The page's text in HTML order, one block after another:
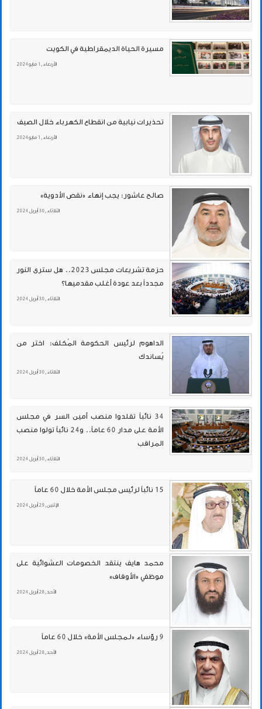
مسيرة الحياة الديمقراطية في الكويت
الأربعاء , 1 مايو 2024
تحذيرات نيابية من انقطاع الكهرباء خلال الصيف
الأربعاء , 1 مايو 2024
صالح عاشور: يجب إنهاء «نقص الأدوية»
الثلاثاء , 30 أبريل 2024
حزمة تشريعات مجلس 2023.. هل سترى النور
مجدداً بعد عودة أغلب مقدميها؟
الثلاثاء , 30 أبريل 2024
الداهوم لرئيس الحكومة المُكلف: اختر من
يُساندك
الثلاثاء , 30 أبريل 2024
34 نائباً تقلدوا منصب أمين السر في مجلس
الأمة على مدار 60 عاماً.. و24 نائباً تولوا منصب
المراقب
الثلاثاء , 30 أبريل 2024
15 نائباً لرئيس مجلس الأمة خلال 60 عاماً
الإثنين , 29 أبريل 2024
محمد هايف ينتقد الخصومات العشوائية على
موظفي «الأوقاف»
الأحد , 28 أبريل 2024
9 رؤساء «لـمجلس الأمة» خلال 60 عاماً
الأحد , 28 أبريل 2024